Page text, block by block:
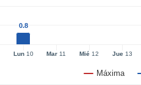
Máxima
Lun10 Mar 11 Mié 12 Jue13
0.8